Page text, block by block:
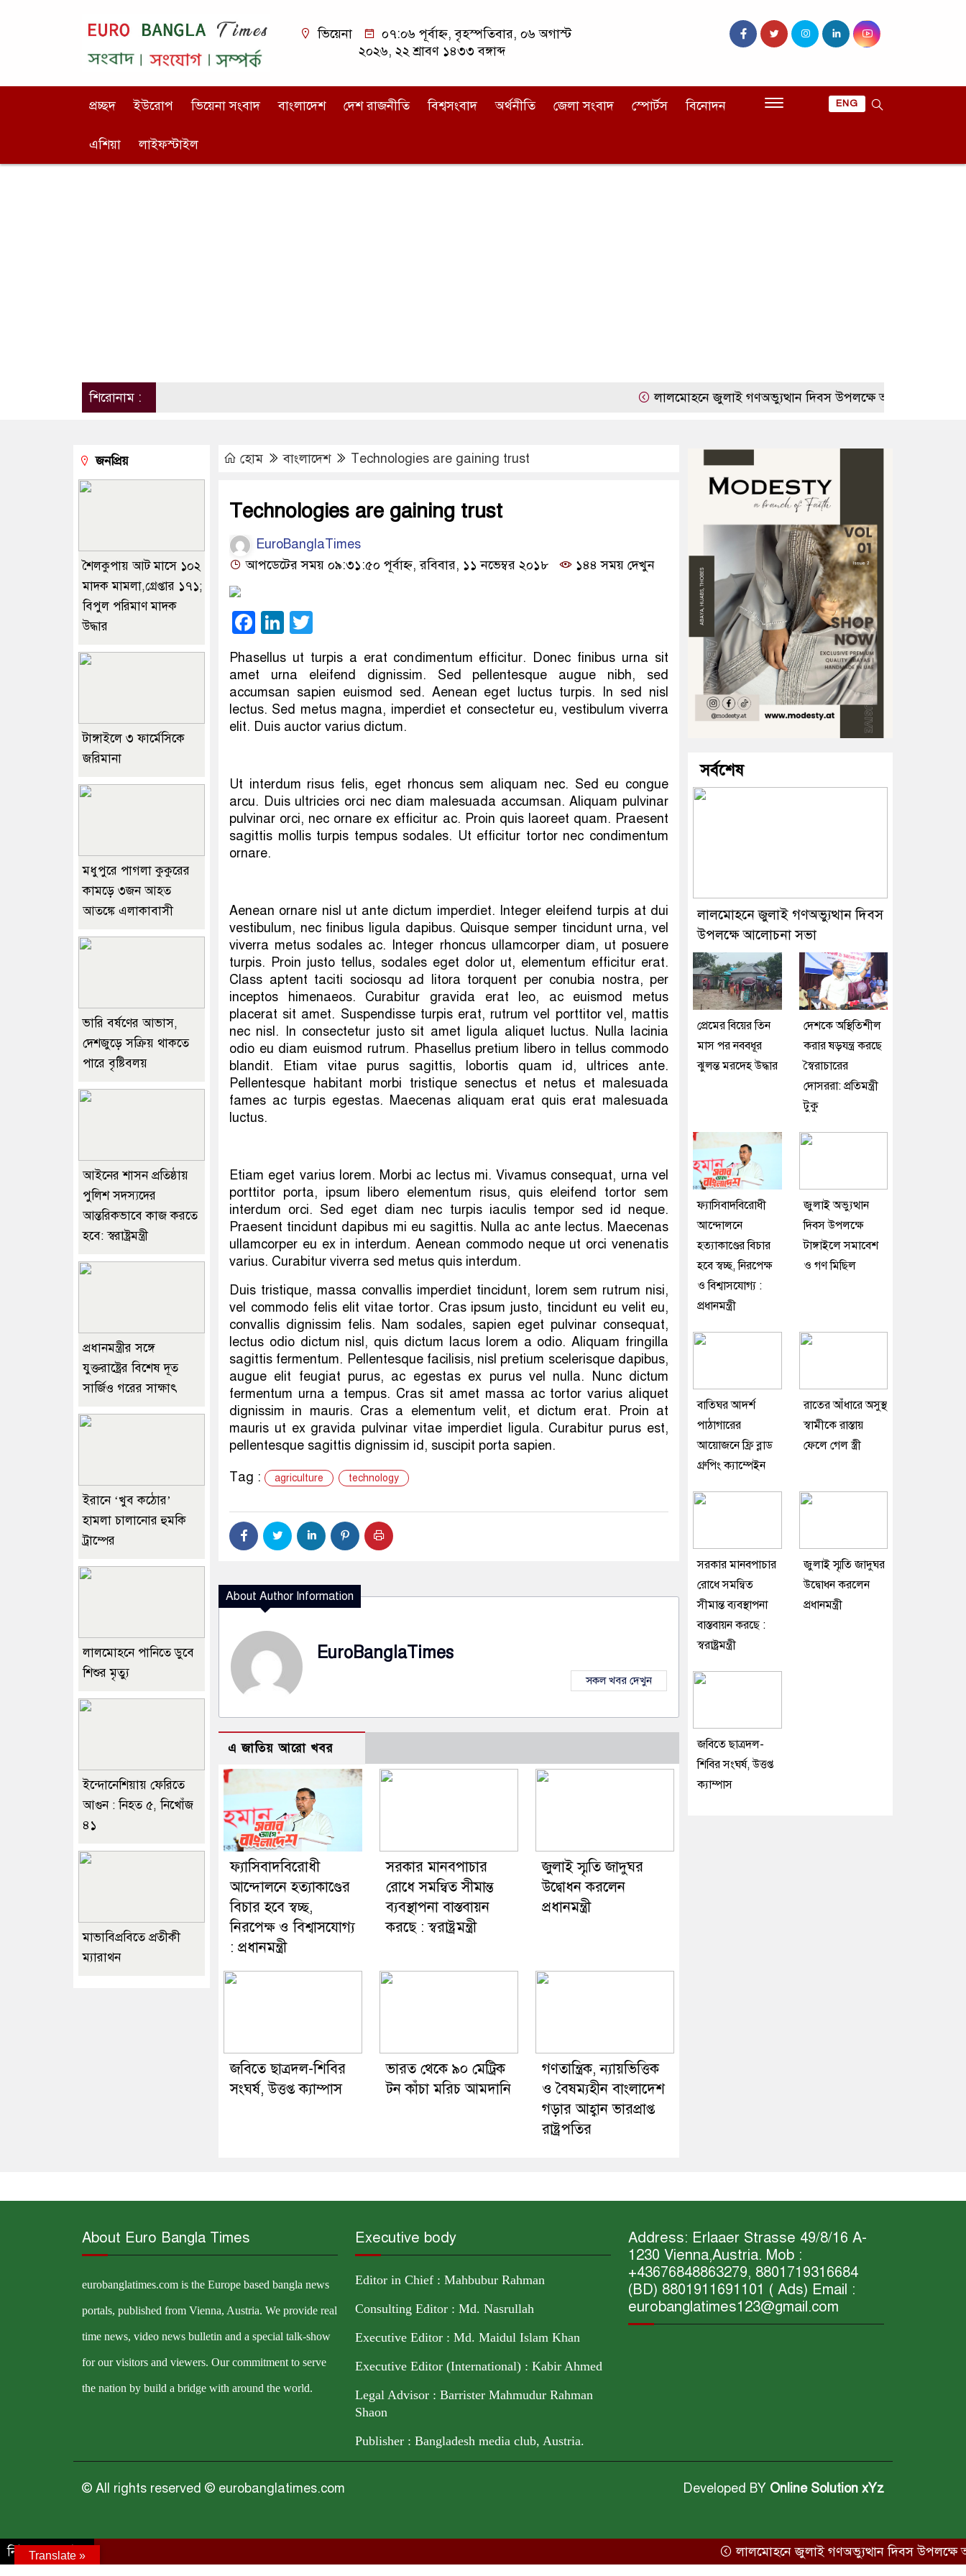
ভিয়েনা
০৭:০৬ পূর্বাহ্ন, বৃহস্পতিবার, ০৬ অগাস্ট
২০২৬, ২২ শ্রাবণ ১৪৩৩ বঙ্গাব্দ
প্রচ্ছদ ইউরোপ ভিয়েনা সংবাদ বাংলাদেশ দেশ রাজনীতি বিশ্বসংবাদ অর্থনীতি জেলা সংবাদ স্পোর্টস বিনোদন
এশিয়া লাইফস্টাইল
ENG
শিরোনাম : লালমোহনে জুলাই গণঅভ্যুত্থান দিবস উপলক্ষে আলোচনা সভা
হোম বাংলাদেশ Technologies are gaining trust
Technologies are gaining trust
EuroBanglaTimes
আপডেটের সময় ০৯:৩১:৫০ পূর্বাহ্ন, রবিবার, ১১ নভেম্বর ২০১৮
১৪৪ সময় দেখুন
Facebook
LinkedIn
Phasellus ut turpis a erat condimentum efficitur. Donec finibus urna sit
amet urna eleifend dignissim. Sed pellentesque augue nibh, sed
accumsan sapien euismod sed. Aenean eget luctus turpis. In sed nisl
lectus. Sed metus magna, imperdiet et consectetur eu, vestibulum viverra
elit. Duis auctor varius dictum.
Ut interdum risus felis, eget rhoncus sem aliquam nec. Sed eu congue
arcu. Duis ultricies orci nec diam malesuada accumsan. Aliquam pulvinar
pulvinar orci, nec ornare ex efficitur ac. Proin quis laoreet quam. Praesent
sagittis mollis turpis tempus sodales. Ut efficitur tortor nec condimentum
ornare.
Aenean ornare nisl ut ante dictum imperdiet. Integer eleifend turpis at dui
vestibulum, nec finibus ligula dapibus. Quisque semper tincidunt urna, vel
viverra metus sodales ac. Integer rhoncus ullamcorper diam, ut posuere
turpis. Proin justo tellus, sodales eget dolor ut, elementum efficitur erat.
Class aptent taciti sociosqu ad litora torquent per conubia nostra, per
inceptos himenaeos. Curabitur gravida erat leo, ac euismod metus
placerat sit amet. Suspendisse turpis erat, rutrum vel porttitor vel, mattis
nec nisl. In consectetur justo sit amet ligula aliquet luctus. Nulla lacinia
odio eu diam euismod rutrum. Phasellus pretium libero in tellus commodo
blandit. Etiam vitae purus sagittis, lobortis quam id, ultrices ante.
Pellentesque habitant morbi tristique senectus et netus et malesuada
fames ac turpis egestas. Maecenas aliquam erat quis erat malesuada
luctus.
Etiam eget varius lorem. Morbi ac lectus mi. Vivamus consequat, urna vel
porttitor porta, ipsum libero elementum risus, quis eleifend tortor sem
interdum orci. Sed eget diam nec turpis iaculis tempor sed id neque.
Praesent tincidunt dapibus mi eu sagittis. Nulla ac ante lectus. Maecenas
ullamcorper eu ex in interdum. Aenean commodo neque ut orci venenatis
varius. Curabitur viverra sed metus quis interdum.
Duis tristique, massa convallis imperdiet tincidunt, lorem sem rutrum nisi,
vel commodo felis elit vitae tortor. Cras ipsum justo, tincidunt eu velit eu,
convallis dignissim felis. Nam sodales, sapien eget pulvinar consequat,
lectus odio dictum nisl, quis dictum lacus lorem a odio. Aliquam fringilla
sagittis fermentum. Pellentesque facilisis, nisl pretium scelerisque dapibus,
augue elit feugiat purus, ac egestas ex purus vel nulla. Nunc dictum
fermentum urna a tempus. Cras sit amet massa ac tortor varius aliquet
dignissim in mauris. Cras a elementum velit, et dictum erat. Proin at
mauris ut ex gravida pulvinar vitae imperdiet ligula. Curabitur purus est,
pellentesque sagittis dignissim id, suscipit porta sapien.
Tag :
agriculture technology
About Author Information
EuroBanglaTimes
সকল খবর দেখুন
এ জাতিয় আরো খবর
ফ্যাসিবাদবিরোধী
আন্দোলনে হত্যাকাণ্ডের
বিচার হবে স্বচ্ছ,
নিরপেক্ষ ও বিশ্বাসযোগ্য
: প্রধানমন্ত্রী
সরকার মানবপাচার
রোধে সমন্বিত সীমান্ত
ব্যবস্থাপনা বাস্তবায়ন
করছে : স্বরাষ্ট্রমন্ত্রী
জুলাই স্মৃতি জাদুঘর
উদ্বোধন করলেন
প্রধানমন্ত্রী
জবিতে ছাত্রদল-শিবির
সংঘর্ষ, উত্তপ্ত ক্যাম্পাস
ভারত থেকে ৯০ মেট্রিক
টন কাঁচা মরিচ আমদানি
গণতান্ত্রিক, ন্যায়ভিত্তিক
ও বৈষম্যহীন বাংলাদেশ
গড়ার আহ্বান ভারপ্রাপ্ত
রাষ্ট্রপতির
জনপ্রিয়
শৈলকুপায় আট মাসে ১০২
মাদক মামলা,গ্রেপ্তার ১৭১;
বিপুল পরিমাণ মাদক
উদ্ধার
টাঙ্গাইলে ৩ ফার্মেসিকে
জরিমানা
মধুপুরে পাগলা কুকুরের
কামড়ে ৩জন আহত
আতঙ্কে এলাকাবাসী
ভারি বর্ষণের আভাস,
দেশজুড়ে সক্রিয় থাকতে
পারে বৃষ্টিবলয়
আইনের শাসন প্রতিষ্ঠায়
পুলিশ সদস্যদের
আন্তরিকভাবে কাজ করতে
হবে: স্বরাষ্ট্রমন্ত্রী
প্রধানমন্ত্রীর সঙ্গে
যুক্তরাষ্ট্রের বিশেষ দূত
সার্জিও গরের সাক্ষাৎ
ইরানে ‘খুব কঠোর’
হামলা চালানোর হুমকি
ট্রাম্পের
লালমোহনে পানিতে ডুবে
শিশুর মৃত্যু
ইন্দোনেশিয়ায় ফেরিতে
আগুন : নিহত ৫, নিখোঁজ
৪১
মাভাবিপ্রবিতে প্রতীকী
ম্যারাথন ‎
সর্বশেষ
লালমোহনে জুলাই গণঅভ্যুত্থান দিবস
উপলক্ষে আলোচনা সভা
প্রেমের বিয়ের তিন
মাস পর নববধূর
ঝুলন্ত মরদেহ উদ্ধার
দেশকে অস্থিতিশীল
করার ষড়যন্ত্র করছে
স্বৈরাচারের
দোসররা: প্রতিমন্ত্রী
টুকু
ফ্যাসিবাদবিরোধী
আন্দোলনে
হত্যাকাণ্ডের বিচার
হবে স্বচ্ছ, নিরপেক্ষ
ও বিশ্বাসযোগ্য :
প্রধানমন্ত্রী
জুলাই অভ্যুত্থান
দিবস উপলক্ষে
টাঙ্গাইলে সমাবেশ
ও গণ মিছিল
বাতিঘর আদর্শ
পাঠাগারের
আয়োজনে ফ্রি ব্লাড
গ্রুপিং ক্যাম্পেইন
রাতের আঁধারে অসুস্থ
স্বামীকে রাস্তায়
ফেলে গেল স্ত্রী
সরকার মানবপাচার
রোধে সমন্বিত
সীমান্ত ব্যবস্থাপনা
বাস্তবায়ন করছে :
স্বরাষ্ট্রমন্ত্রী
জুলাই স্মৃতি জাদুঘর
উদ্বোধন করলেন
প্রধানমন্ত্রী
জবিতে ছাত্রদল-
শিবির সংঘর্ষ, উত্তপ্ত
ক্যাম্পাস
About Euro Bangla Times
eurobanglatimes.com is the Europe based bangla news
portals, published from Vienna, Austria. We provide real
time news, video news bulletin and a special talk-show
for our visitors and viewers. Our commitment to serve
the nation by build a bridge with around the world.
Executive body
Editor in Chief : Mahbubur Rahman
Consulting Editor : Md. Nasrullah
Executive Editor : Md. Maidul Islam Khan
Executive Editor (International) : Kabir Ahmed
Legal Advisor : Barrister Mahmudur Rahman
Shaon
Publisher : Bangladesh media club, Austria.
Address: Erlaaer Strasse 49/8/16 A-
1230 Vienna,Austria. Mob :
+43676848863279, 8801719316684
(BD) 8801911691101 ( Ads) Email :
eurobanglatimes123@gmail.com
© All rights reserved © eurobanglatimes.com Developed BY Online Solution xYz
নিউজ আপডেট : লালমোহনে জুলাই গণঅভ্যুত্থান দিবস উপলক্ষে
Address : Erlaaer Strasse 49/8/16 A-1230 Vienna,Austria. Mob : +43676848863279, 8801719316684 (BD) 8801911691101 ( Ads) Email :
eurobanglatimes123@gmail.com
Translate »